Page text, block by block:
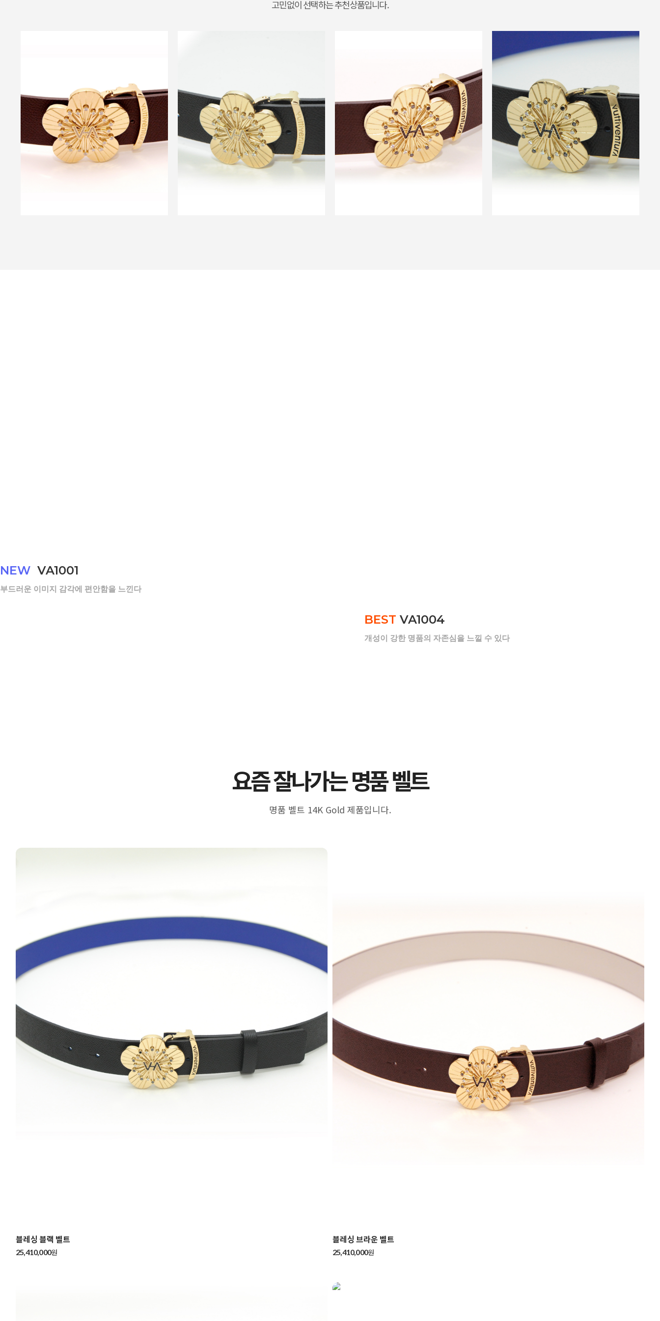
고민없이 선택하는 추천상품입니다.
NEW VA1001
부드러운 이미지 감각에 편안함을 느낀다
BEST VA1004
개성이 강한 명품의 자존심을 느낄 수 있다
요즘 잘나가는 명품 벨트
명품 벨트 14K Gold 제품입니다.
블레싱 블랙 벨트
25,410,000
블레싱 브라운 벨트
25,410,000